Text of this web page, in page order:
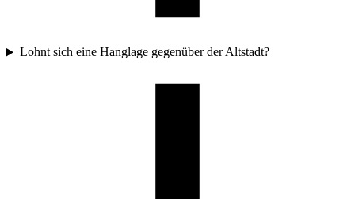
Lohnt sich eine Hanglage gegenüber der Altstadt?